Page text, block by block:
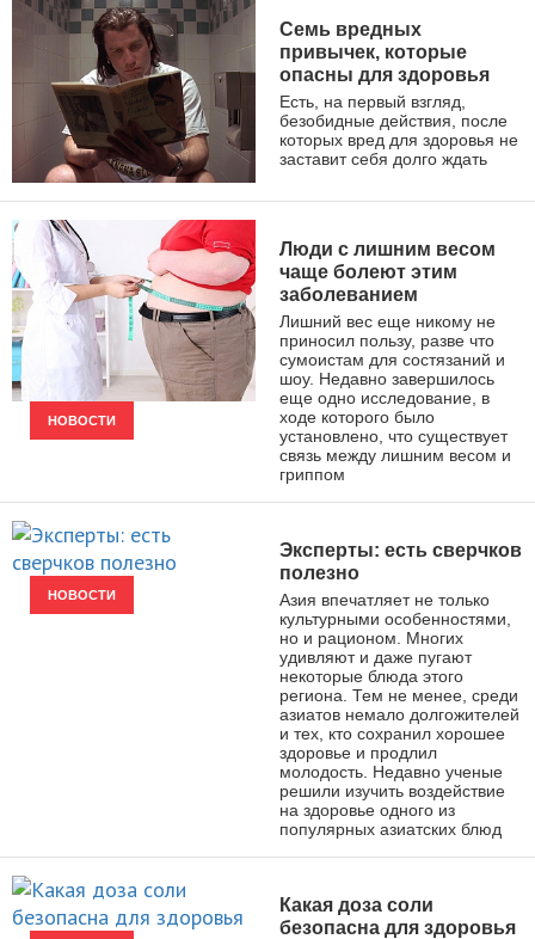
ЗДОРОВЫЙ ОБРАЗ ЖИЗНИ
Семь вредных
привычек, которые
опасны для здоровья
Есть, на первый взгляд,
безобидные действия, после
которых вред для здоровья не
заставит себя долго ждать
НОВОСТИ
Люди с лишним весом
чаще болеют этим
заболеванием
Лишний вес еще никому не
приносил пользу, разве что
сумоистам для состязаний и
шоу. Недавно завершилось
еще одно исследование, в
ходе которого было
установлено, что существует
связь между лишним весом и
гриппом
НОВОСТИ
Эксперты: есть сверчков
полезно
Азия впечатляет не только
культурными особенностями,
но и рационом. Многих
удивляют и даже пугают
некоторые блюда этого
региона. Тем не менее, среди
азиатов немало долгожителей
и тех, кто сохранил хорошее
здоровье и продлил
молодость. Недавно ученые
решили изучить воздействие
на здоровье одного из
популярных азиатских блюд
Какая доза соли
безопасна для здоровья